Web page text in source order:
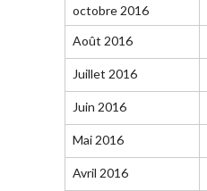
octobre 2016
Août 2016
Juillet 2016
Juin 2016
Mai 2016
Avril 2016